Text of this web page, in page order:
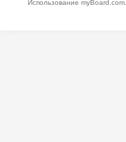
Использование